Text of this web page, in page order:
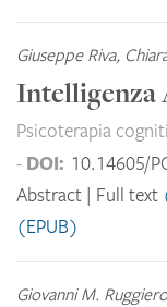
Giuseppe Riva,
Intelligenza
Psicoterapia
- DOI: 10.14605/
Abstract
Full text
(EPUB)
Giovanni M. Ruggiero